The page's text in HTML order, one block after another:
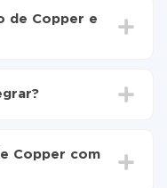
de Copper e
Twilio
leva de 10 a 15
Copper com